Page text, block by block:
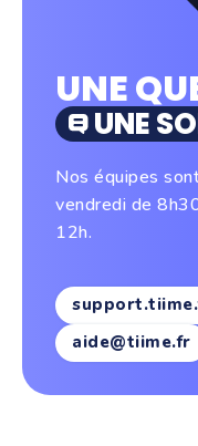
UNE
UNE
Nos équipes
vendredi de
12h.
aide@tiime.fr